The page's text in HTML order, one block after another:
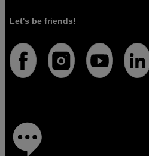
Let's be friends!